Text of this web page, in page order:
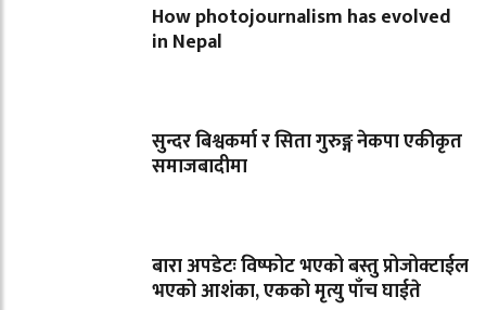
How photojournalism has evolved
in Nepal
सुन्दर बिश्वकर्मा र सिता गुरुङ्ग नेकपा एकीकृत
समाजबादीमा
बारा अपडेटः विष्फोट भएको बस्तु प्रोजोक्टाईल
भएको आशंका, एकको मृत्यु पाँच घाईते